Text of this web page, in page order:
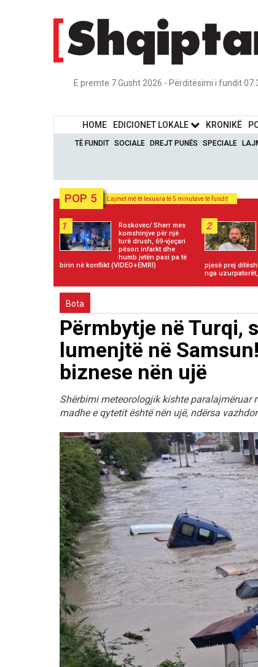
E premte 7 Gusht 2026 - Përditësimi i fundit
HOME EDICIONET LOKALE KRONIKË
TË FUNDIT SOCIALE DREJT PUNËS SPECIALE
POP 5 Lajmet më të lexuara të 5 minutave të fundit
1
Roskovec/ Sherr mes
komshinjve për një
turë drush, 69-vjeçari
pëson infarkt dhe
humb jetën pasi pa të
birin në konflikt (VIDEO+EMRI)
2
pjesë prej
nga
Bota
Përmbytje në Turqi,
lumenjtë në
biznese nën ujë
Shërbimi meteorologjik kishte paralajmëruar
madhe e qytetit është nën ujë, ndërsa